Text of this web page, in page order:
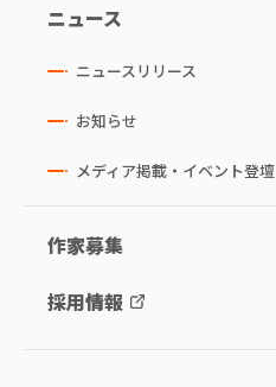
ニュース
ニュースリリース
お知らせ
メディア掲載・イベント登壇
作家募集
採用情報